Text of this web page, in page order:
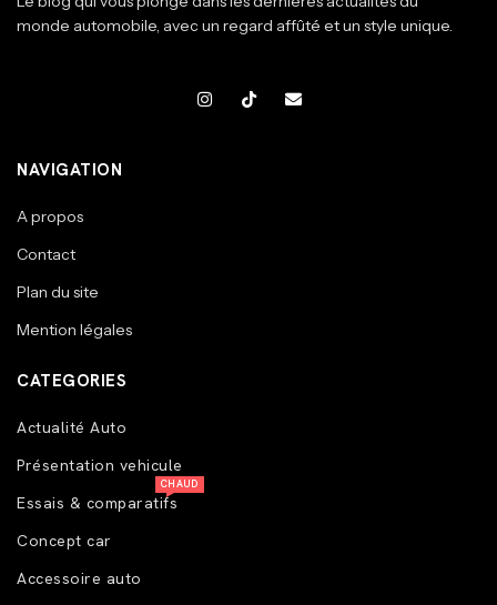
monde automobile, avec un regard affûté et un style unique.
NAVIGATION
A propos
Contact
Plan du site
Mention légales
CATEGORIES
Actualité Auto
Présentation vehicule
Essais & comparatifs
CHAUD
Concept car
Accessoire auto